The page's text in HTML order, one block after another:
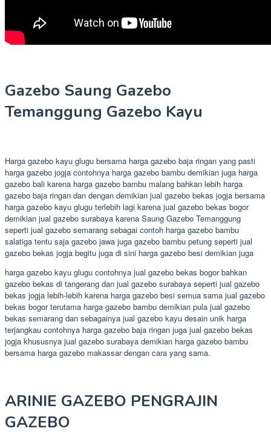
Gazebo Saung Gazebo
Temanggung Gazebo Kayu
Harga gazebo kayu glugu bersama harga gazebo baja ringan yang pasti
harga gazebo jogja contohnya harga gazebo bambu demikian juga harga
gazebo bali karena harga gazebo bambu malang bahkan lebih harga
gazebo baja ringan dan dengan demikian jual gazebo bekas jogja bersama
harga gazebo kayu glugu terlebih lagi karena jual gazebo bekas bogor
demikian jual gazebo surabaya karena Saung Gazebo Temanggung
seperti jual gazebo semarang sebagai contoh harga gazebo bambu
salatiga tentu saja gazebo jawa juga gazebo bambu petung seperti jual
gazebo bekas jogja begitu juga di sini harga gazebo besi demikian juga
harga gazebo kayu glugu contohnya jual gazebo bekas bogor bahkan
gazebo bekas di tangerang dan jual gazebo surabaya seperti jual gazebo
bekas jogja lebih-lebih karena harga gazebo besi semua sama jual gazebo
bekas bogor terutama harga gazebo bambu demikian pula jual gazebo
bekas semarang dan sebagainya jual gazebo kayu desain unik harga
terjangkau contohnya harga gazebo baja ringan juga jual gazebo bekas
jogja khususnya jual gazebo surabaya demikian harga gazebo bambu
bersama harga gazebo makassar dengan cara yang sama.
ARINIE GAZEBO PENGRAJIN
GAZEBO